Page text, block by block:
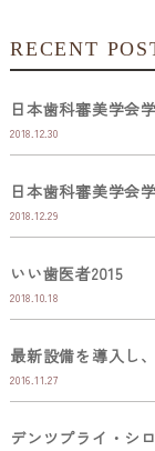
RECENT
日本歯科審美学会
2018.12.30
日本歯科審美学会
2018.12.29
いい歯医者2015
2018.10.18
最新設備を導入し
2016.11.27
デンツプライ・シ